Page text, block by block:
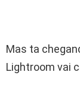
Mas ta
Lightroom vai